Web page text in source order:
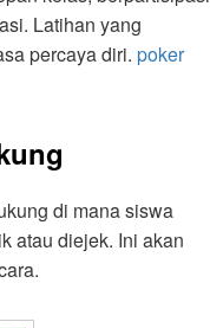
Latihan yang
percaya diri. poker
di mana siswa
atau diejek. Ini akan